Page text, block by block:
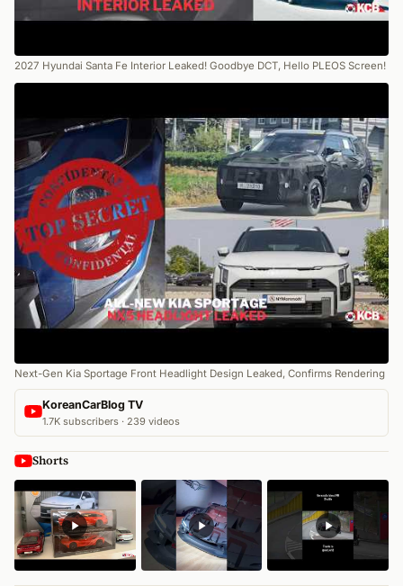
2027 Hyundai Santa Fe Interior Leaked! Goodbye DCT, Hello PLEOS Screen!
Next-Gen Kia Sportage Front Headlight Design Leaked, Confirms Rendering
KoreanCarBlog TV
1.7K subscribers · 239 videos
Shorts